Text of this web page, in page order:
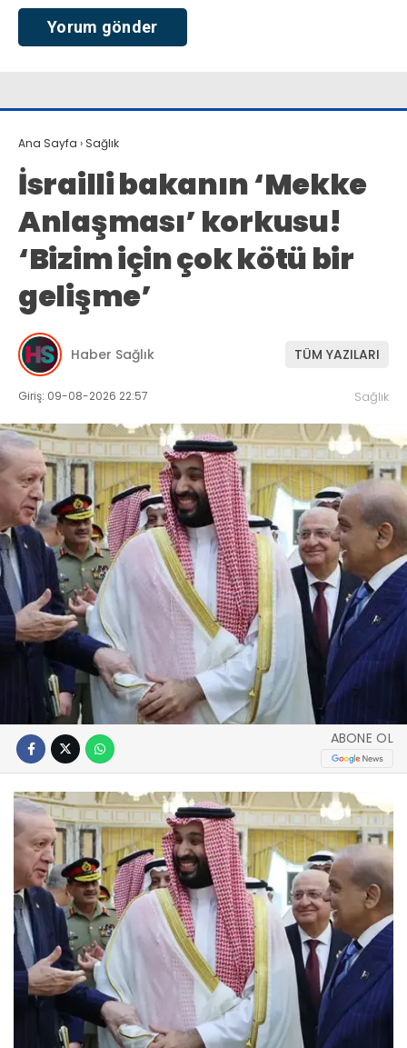
Ana Sayfa › Sağlık
İsrailli bakanın ‘Mekke
Anlaşması’ korkusu!
‘Bizim için çok kötü bir
gelişme’
Haber Sağlık TÜM YAZILARI
Giriş: 09-08-2026 22:57 Sağlık
ABONE OL